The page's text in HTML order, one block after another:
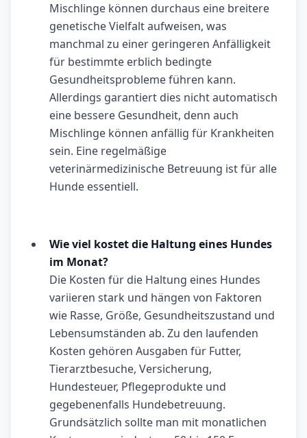
Mischlinge können durchaus eine breitere
genetische Vielfalt aufweisen, was
manchmal zu einer geringeren Anfälligkeit
für bestimmte erblich bedingte
Gesundheitsprobleme führen kann.
Allerdings garantiert dies nicht automatisch
eine bessere Gesundheit, denn auch
Mischlinge können anfällig für Krankheiten
sein. Eine regelmäßige
veterinärmedizinische Betreuung ist für alle
Hunde essentiell.
Wie viel kostet die Haltung eines Hundes
im Monat?
Die Kosten für die Haltung eines Hundes
variieren stark und hängen von Faktoren
wie Rasse, Größe, Gesundheitszustand und
Lebensumständen ab. Zu den laufenden
Kosten gehören Ausgaben für Futter,
Tierarztbesuche, Versicherung,
Hundesteuer, Pflegeprodukte und
gegebenenfalls Hundebetreuung.
Grundsätzlich sollte man mit monatlichen